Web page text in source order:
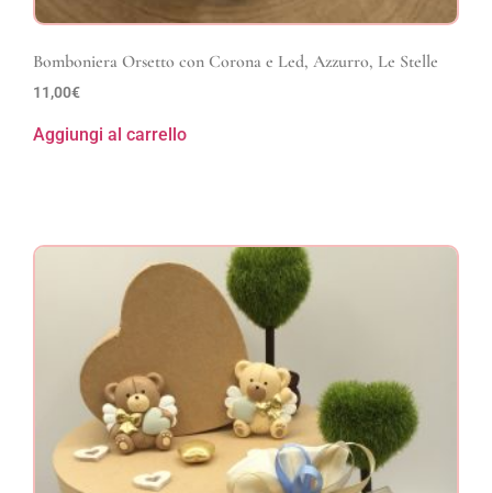
Bomboniera Orsetto con Corona e Led, Azzurro, Le Stelle
11,00€
Aggiungi al carrello